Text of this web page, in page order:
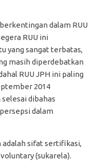
dalam RUU
RUU ini
yang sangat terbatas,
masih diperdebatkan
RUU JPH ini paling
2014
selesai dibahas
dalam
adalah sifat sertifikasi,
(sukarela).